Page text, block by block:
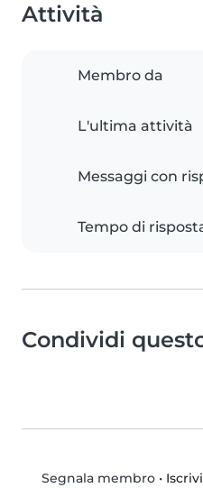
Attività
Membro da
L'ultima attività
Messaggi con
Tempo di
Condividi
Segnala membro•